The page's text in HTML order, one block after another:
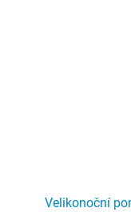
Velikonoční